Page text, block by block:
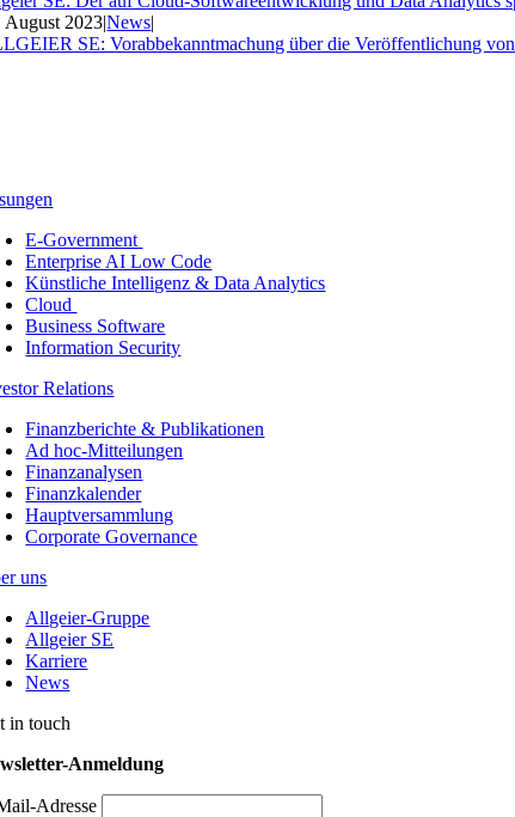
August 2023|News|
SE: Vorabbekanntmachung über die Veröffentlichung
E-Government
Enterprise AI Low Code
Künstliche Intelligenz & Data Analytics
Cloud
Business Software
Information Security
Relations
Finanzberichte & Publikationen
Ad hoc-Mitteilungen
Finanzanalysen
Finanzkalender
Hauptversammlung
Corporate Governance
uns
Allgeier-Gruppe
Allgeier SE
Karriere
News
in touch
Anmeldung
Adresse